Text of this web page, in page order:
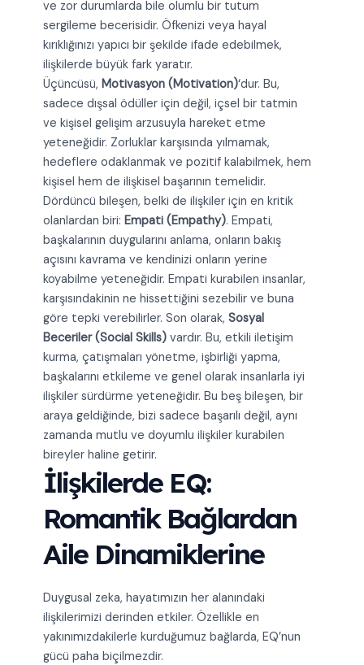
ve zor durumlarda bile olumlu bir tutum
sergileme becerisidir. Öfkenizi veya hayal
kırıklığınızı yapıcı bir şekilde ifade edebilmek,
ilişkilerde büyük fark yaratır.
Üçüncüsü, Motivasyon (Motivation)‘dur. Bu,
sadece dışsal ödüller için değil, içsel bir tatmin
ve kişisel gelişim arzusuyla hareket etme
yeteneğidir. Zorluklar karşısında yılmamak,
hedeflere odaklanmak ve pozitif kalabilmek, hem
kişisel hem de ilişkisel başarının temelidir.
Dördüncü bileşen, belki de ilişkiler için en kritik
olanlardan biri: Empati (Empathy). Empati,
başkalarının duygularını anlama, onların bakış
açısını kavrama ve kendinizi onların yerine
koyabilme yeteneğidir. Empati kurabilen insanlar,
karşısındakinin ne hissettiğini sezebilir ve buna
göre tepki verebilirler. Son olarak, Sosyal
Beceriler (Social Skills)vardır. Bu, etkili iletişim
kurma, çatışmaları yönetme, işbirliği yapma,
başkalarını etkileme ve genel olarak insanlarla iyi
ilişkiler sürdürme yeteneğidir. Bu beş bileşen, bir
araya geldiğinde, bizi sadece başarılı değil, aynı
zamanda mutlu ve doyumlu ilişkiler kurabilen
bireyler haline getirir.
İlişkilerde EQ:
Romantik Bağlardan
Aile Dinamiklerine
Duygusal zeka, hayatımızın her alanındaki
ilişkilerimizi derinden etkiler. Özellikle en
yakınımızdakilerle kurduğumuz bağlarda, EQ’nun
gücü paha biçilmezdir.